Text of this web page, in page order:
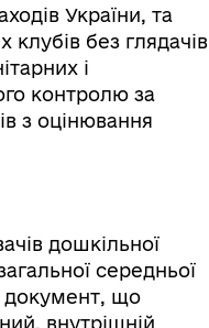
України, та
без глядачів
і
контролю за
з оцінювання
дошкільної
середньої
документ, що
внутрішній